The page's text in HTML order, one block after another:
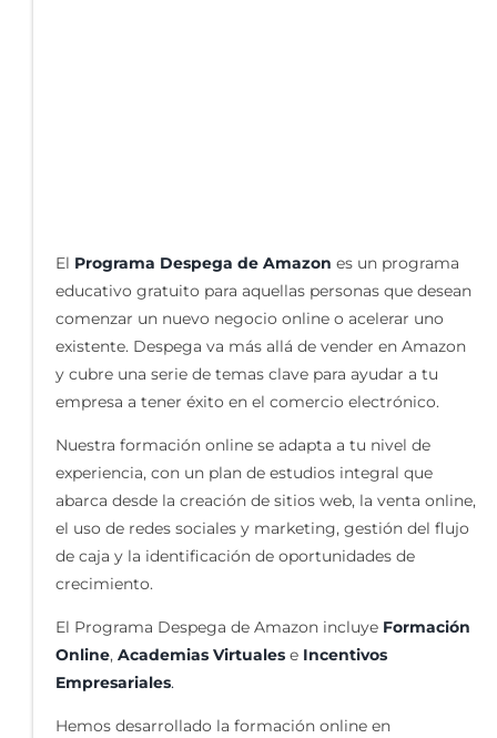
El Programa Despega de Amazon es un programa
educativo gratuito para aquellas personas que desean
comenzar un nuevo negocio online o acelerar uno
existente. Despega va más allá de vender en Amazon
y cubre una serie de temas clave para ayudar a tu
empresa a tener éxito en el comercio electrónico.
Nuestra formación online se adapta a tu nivel de
experiencia, con un plan de estudios integral que
abarca desde la creación de sitios web, la venta online,
el uso de redes sociales y marketing, gestión del flujo
de caja y la identificación de oportunidades de
crecimiento.
El Programa Despega de Amazon incluye Formación
Online, Academias Virtuales e Incentivos
Empresariales.
Hemos desarrollado la formación online en